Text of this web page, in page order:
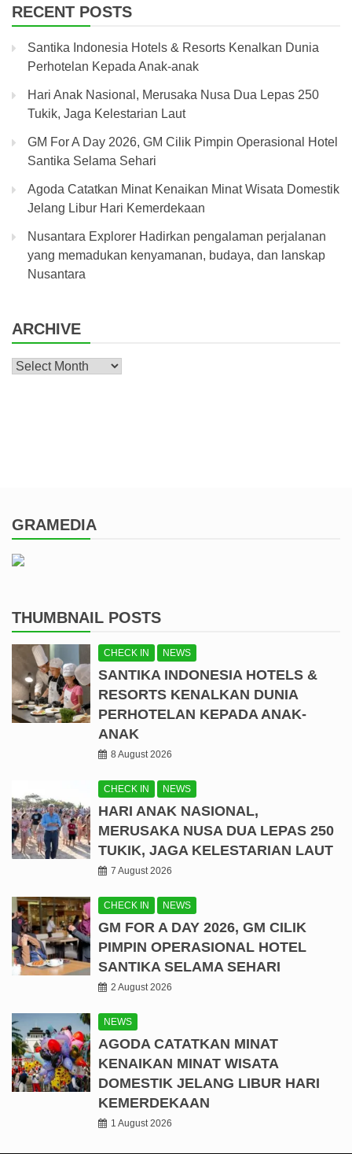
RECENT POSTS
Santika Indonesia Hotels & Resorts Kenalkan Dunia
Perhotelan Kepada Anak-anak
Hari Anak Nasional, Merusaka Nusa Dua Lepas 250
Tukik, Jaga Kelestarian Laut
GM For A Day 2026, GM Cilik Pimpin Operasional Hotel
Santika Selama Sehari
Agoda Catatkan Minat Kenaikan Minat Wisata Domestik
Jelang Libur Hari Kemerdekaan
Nusantara Explorer Hadirkan pengalaman perjalanan
yang memadukan kenyamanan, budaya, dan lanskap
Nusantara
ARCHIVE
Archive
GRAMEDIA
THUMBNAIL POSTS
CHECK IN NEWS
SANTIKA INDONESIA HOTELS &
RESORTS KENALKAN DUNIA
PERHOTELAN KEPADA ANAK-
ANAK
8 August 2026
CHECK IN NEWS
HARI ANAK NASIONAL,
MERUSAKA NUSA DUA LEPAS 250
TUKIK, JAGA KELESTARIAN LAUT
7 August 2026
CHECK IN NEWS
GM FOR A DAY 2026, GM CILIK
PIMPIN OPERASIONAL HOTEL
SANTIKA SELAMA SEHARI
2 August 2026
NEWS
AGODA CATATKAN MINAT
KENAIKAN MINAT WISATA
DOMESTIK JELANG LIBUR HARI
KEMERDEKAAN
1 August 2026